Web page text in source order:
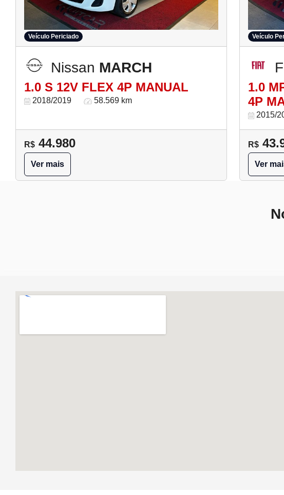
Veículo Periciado
Nissan MARCH
1.0 S 12V FLEX 4P MANUAL
2018/2019 58.569 km
R$ 44.980
Ver mais
Veículo
1.0
4P
2015/
R$
Ver